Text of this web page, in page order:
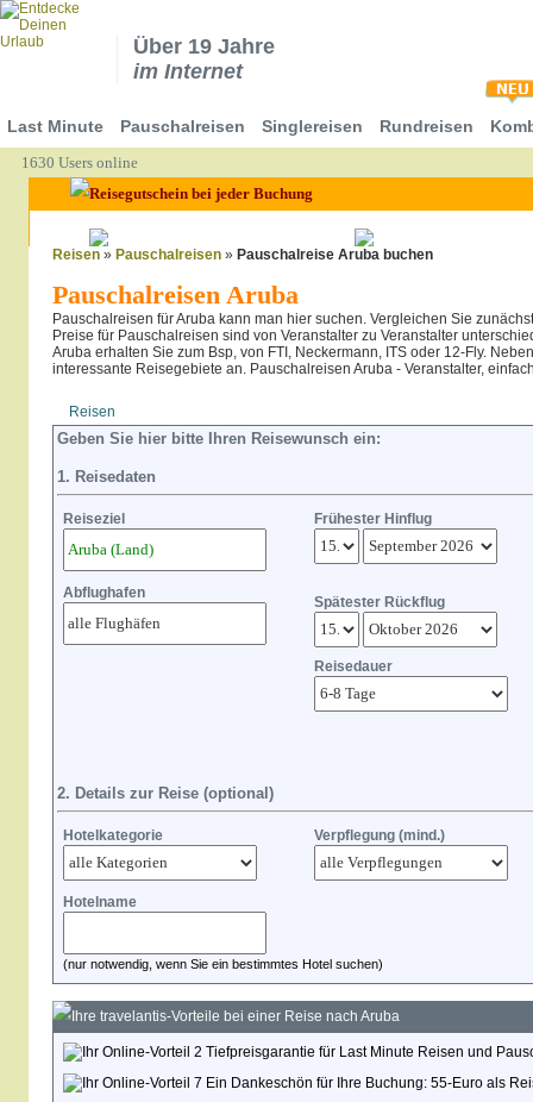
Über 19 Jahre
im Internet
Last Minute Pauschalreisen Singlereisen Rundreisen
1630 Users online
Reisen » Pauschalreisen » Pauschalreise Aruba buchen
Pauschalreisen Aruba
Pauschalreisen für Aruba kann man hier suchen. Vergleichen Sie
Preise für Pauschalreisen sind von Veranstalter zu Veranstalter
Aruba erhalten Sie zum Bsp, von FTI, Neckermann, ITS oder 12-Fly.
interessante Reisegebiete an. Pauschalreisen Aruba - Veranstalter,
Reisen
Geben Sie hier bitte Ihren Reisewunsch ein:
1. Reisedaten
Reiseziel Frühester Hinflug
Abflughafen
Spätester Rückflug
Reisedauer
2. Details zur Reise (optional)
Hotelkategorie Verpflegung (mind.)
Hotelname
(nur notwendig, wenn Sie ein bestimmtes Hotel suchen)
Ihre travelantis-Vorteile bei einer Reise nach Aruba
Tiefpreisgarantie für Last Minute Reisen und
Ein Dankeschön für Ihre Buchung: 55-Euro als